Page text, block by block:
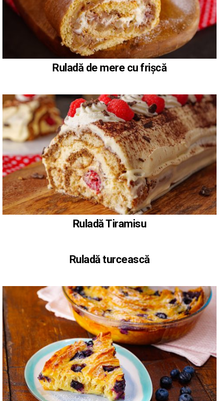
Ruladă de mere cu frișcă
Ruladă Tiramisu
Ruladă turcească